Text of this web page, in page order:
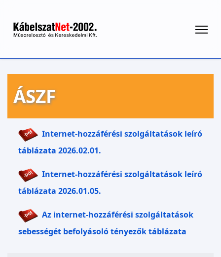
ÁSZF
Internet-hozzáférési szolgáltatások leíró
táblázata 2026.02.01.
Internet-hozzáférési szolgáltatások leíró
táblázata 2026.01.05.
Az internet-hozzáférési szolgáltatások
sebességét befolyásoló tényezők táblázata